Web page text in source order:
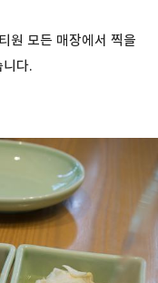
원 모든 매장에서 찍을
다.